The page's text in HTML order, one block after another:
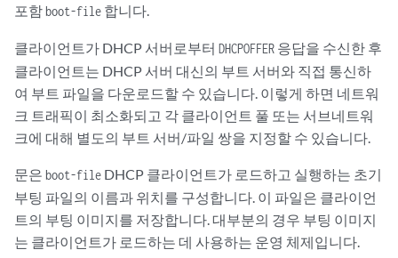
포함boot-file 합니다.
클라이언트가 DHCP 서버로부터 DHCPOFFER 응답을 수신한 후
클라이언트는 DHCP 서버 대신의 부트 서버와 직접 통신하
여 부트 파일을 다운로드할 수 있습니다. 이렇게 하면 네트워
크 트래픽이 최소화되고 각 클라이언트 풀 또는 서브네트워
크에 대해 별도의 부트 서버/파일 쌍을 지정할 수 있습니다.
문은 boot-file DHCP 클라이언트가 로드하고 실행하는 초기
부팅 파일의 이름과 위치를 구성합니다. 이 파일은 클라이언
트의 부팅 이미지를 저장합니다. 대부분의 경우 부팅 이미지
는 클라이언트가 로드하는 데 사용하는 운영 체제입니다.